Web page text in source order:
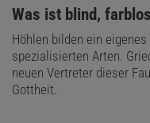
:
Was ist blind,
Höhlen bilden ein
spezialisierten Arten.
neuen Vertreter dieser
Gottheit.